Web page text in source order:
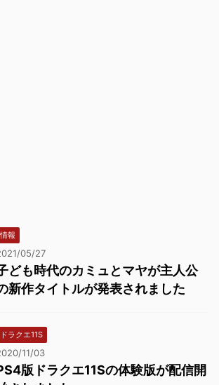
情報
05/27
ども時代のカミュとマヤが主人公
新作タイトルが発表されました
ドラクエ11S
11/03
版ドラクエ11Sの体験版が配信開